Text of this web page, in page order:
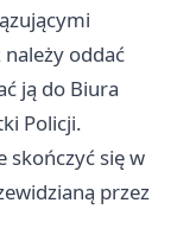
oddać
ją do Biura
Policji.
skończyć się w
przez